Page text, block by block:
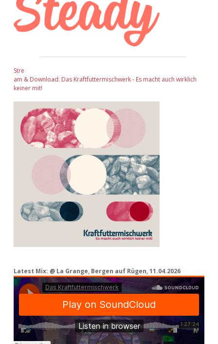
Stre
am & Download: Das Kraftfuttermischwerk - Es macht auch wirklich
keiner mit!
Latest Mix: @ La Grange, Bergen auf Rügen, 11.04.2026